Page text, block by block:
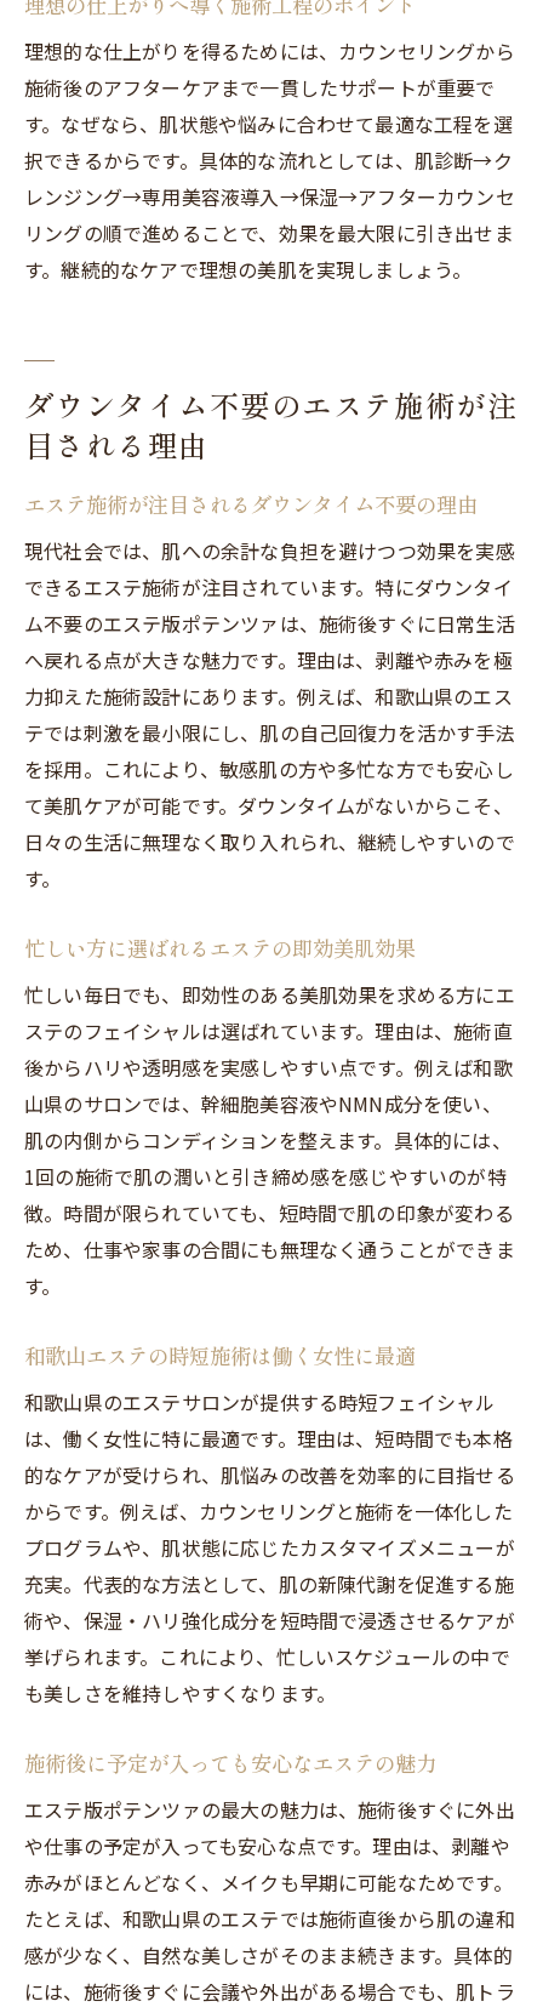
理想的な仕上がりを得るためには、カウンセリングから
施術後のアフターケアまで一貫したサポートが重要で
す。なぜなら、肌状態や悩みに合わせて最適な工程を選
択できるからです。具体的な流れとしては、肌診断→ク
レンジング→専用美容液導入→保湿→アフターカウンセ
リングの順で進めることで、効果を最大限に引き出せま
す。継続的なケアで理想の美肌を実現しましょう。
ダウンタイム不要のエステ施術が注
目される理由
エステ施術が注目されるダウンタイム不要の理由
現代社会では、肌への余計な負担を避けつつ効果を実感
できるエステ施術が注目されています。特にダウンタイ
ム不要のエステ版ポテンツァは、施術後すぐに日常生活
へ戻れる点が大きな魅力です。理由は、剥離や赤みを極
力抑えた施術設計にあります。例えば、和歌山県のエス
テでは刺激を最小限にし、肌の自己回復力を活かす手法
を採用。これにより、敏感肌の方や多忙な方でも安心し
て美肌ケアが可能です。ダウンタイムがないからこそ、
日々の生活に無理なく取り入れられ、継続しやすいので
す。
忙しい方に選ばれるエステの即効美肌効果
忙しい毎日でも、即効性のある美肌効果を求める方にエ
ステのフェイシャルは選ばれています。理由は、施術直
後からハリや透明感を実感しやすい点です。例えば和歌
山県のサロンでは、幹細胞美容液やNMN成分を使い、
肌の内側からコンディションを整えます。具体的には、
1回の施術で肌の潤いと引き締め感を感じやすいのが特
徴。時間が限られていても、短時間で肌の印象が変わる
ため、仕事や家事の合間にも無理なく通うことができま
す。
和歌山エステの時短施術は働く女性に最適
和歌山県のエステサロンが提供する時短フェイシャル
は、働く女性に特に最適です。理由は、短時間でも本格
的なケアが受けられ、肌悩みの改善を効率的に目指せる
からです。例えば、カウンセリングと施術を一体化した
プログラムや、肌状態に応じたカスタマイズメニューが
充実。代表的な方法として、肌の新陳代謝を促進する施
術や、保湿・ハリ強化成分を短時間で浸透させるケアが
挙げられます。これにより、忙しいスケジュールの中で
も美しさを維持しやすくなります。
施術後に予定が入っても安心なエステの魅力
エステ版ポテンツァの最大の魅力は、施術後すぐに外出
や仕事の予定が入っても安心な点です。理由は、剥離や
赤みがほとんどなく、メイクも早期に可能なためです。
たとえば、和歌山県のエステでは施術直後から肌の違和
感が少なく、自然な美しさがそのまま続きます。具体的
には、施術後すぐに会議や外出がある場合でも、肌トラ